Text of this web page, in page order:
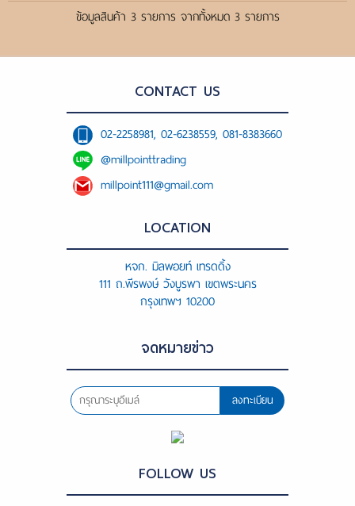
ข้อมูลสินค้า 3 รายการ จากทั้งหมด 3 รายการ
CONTACT US
02-2258981, 02-6238559, 081-8383660
@millpointtrading
millpoint111@gmail.com
LOCATION
หจก. มิลพอยท์ เทรดดิ้ง
111 ถ.พีรพงษ์ วังบูรพา เขตพระนคร
กรุงเทพฯ 10200
จดหมายข่าว
ลงทะเบียน
FOLLOW US